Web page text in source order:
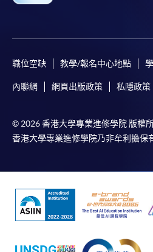
職位空缺 教學/報名中心地點
內聯網 網頁出版政策 私隱政策
© 2026 香港大學專業進修學院 版權
香港大學專業進修學院乃非牟利擔保